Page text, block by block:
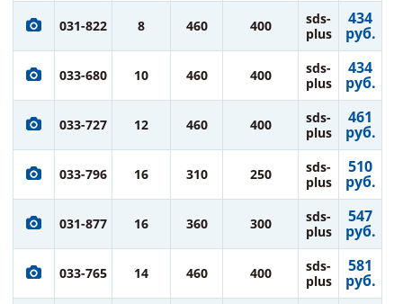
031-822 8 460 400
sds-
plus
434
руб.
033-680 10 460 400
sds-
plus
434
руб.
033-727 12 460 400
sds-
plus
461
руб.
033-796 16 310 250
sds-
plus
510
руб.
031-877 16 360 300
sds-
plus
547
руб.
033-765 14 460 400
sds-
plus
581
руб.